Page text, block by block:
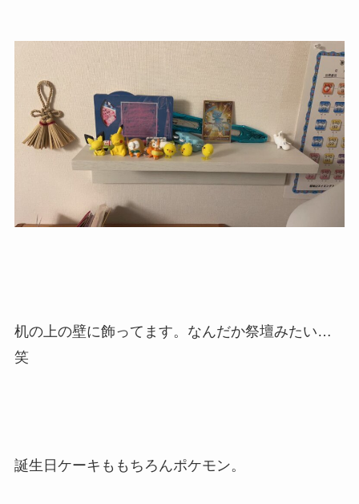
机の上の壁に飾ってます。なんだか祭壇みたい…
笑
誕生日ケーキももちろんポケモン。